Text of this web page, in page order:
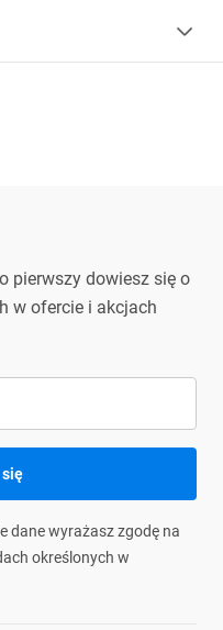
pierwszy dowiesz się o
w ofercie i akcjach
się
dane wyrażasz zgodę na
określonych w